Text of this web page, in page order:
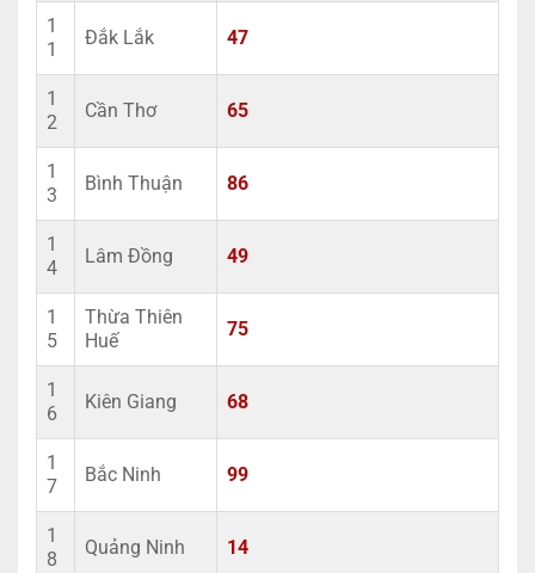
1
1
Đắk Lắk 47
1
2
Cần Thơ 65
1
3
Bình Thuận 86
1
4
Lâm Đồng 49
1
5
Thừa Thiên
Huế
75
1
6
Kiên Giang 68
1
7
Bắc Ninh 99
1
8
Quảng Ninh 14